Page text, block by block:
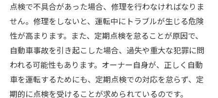
点検で不具合があった場合、修理を行わなければなりま
せん。修理をしないと、運転中にトラブルが生じる危険
性が高まります。また、定期点検を怠ることが原因で、
自動車事故を引き起こした場合、過失や重大な犯罪に問
われる可能性もあります。オーナー自身が、正しく自動
車を運転するためにも、定期点検での対応を怠らず、定
期的に点検を受けることが求められているのです。